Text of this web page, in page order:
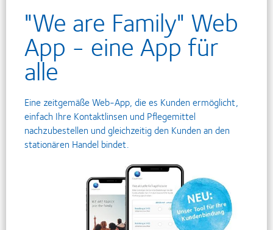
"We are Family" Web
App - eine App für
alle
Eine zeitgemäße Web-App, die es Kunden ermöglicht,
einfach Ihre Kontaktlinsen und Pflegemittel
nachzubestellen und gleichzeitig den Kunden an den
stationären Handel bindet.